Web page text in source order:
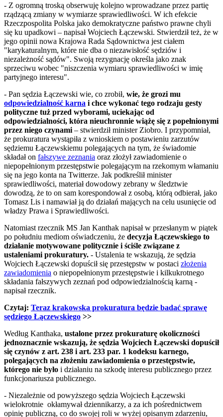
- Z ogromną troską obserwuję kolejno wprowadzane przez partię
rządzącą zmiany w wymiarze sprawiedliwości. W ich efekcie
Rzeczpospolita Polska jako demokratyczne państwo prawne chyli
się ku upadkowi – napisał Wojciech Łączewski. Stwierdził też, że w
jego opinii nowa Krajowa Rada Sądownictwa jest ciałem
"karykaturalnym, które nie dba o niezawisłość sędziów i
niezależność sądów". Swoją rezygnację określa jako znak
sprzeciwu wobec "niszczenia wymiaru sprawiedliwości w imię
partyjnego interesu".
- Pan sędzia Łączewski wie, co zrobił, wie, że grozi mu
odpowiedzialność karna i chce wykonać tego rodzaju gesty
polityczne tuż przed wyborami, uciekając od
odpowiedzialności, która nieuchronnie wiążę się z popełnionymi
przez niego czynami – stwierdził minister Ziobro. I przypomniał,
że prokuratura wystąpiła z wnioskiem o postawieniu zarzutów
sędziemu Łączewskiemu polegających na tym, że świadomie
składał on fałszywe zeznania oraz złożył zawiadomienie o
niepopełnionym przestępstwie polegającym na rzekomym włamaniu
się na jego konta na Twitterze. Jak podkreślił minister
sprawiedliwości, materiał dowodowy zebrany w śledztwie
dowodzą, że to on sam korespondował z osobą, którą odbierał, jako
Tomasz Lis i namawiał ją do działań mających na celu usunięcie od
władzy Prawa i Sprawiedliwości.
Natomiast rzecznik MS Jan Kanthak napisał w przesłanym w piątek
po południu mediom oświadczeniu, że decyzja Łączewskiego to
działanie motywowane politycznie i ściśle związane z
ustaleniami prokuratury. - Ustalenia te wskazują, że sędzia
Wojciech Łączewski dopuścił się przestępstw w postaci złożenia
zawiadomienia o niepopełnionym przestępstwie i kilkukrotnego
składania fałszywych zeznań pod odpowiedzialnością karną -
napisał rzecznik.
Czytaj: Teraz krakowska prokuratura będzie badać sprawę
sędziego Łączewskiego >>
Według Kanthaka, ustalone przez prokuraturę okoliczności
jednoznacznie wskazują, że sędzia Wojciech Łączewski dopuścił
się czynów z art. 238 i art. 233 par. 1 kodeksu karnego,
polegających na złożeniu zawiadomienia o przestępstwie,
którego nie było i działaniu na szkodę interesu publicznego przez
funkcjonariusza publicznego.
- Niezależnie od powyższego sędzia Wojciech Łączewski
wielokrotnie okłamywał dziennikarzy, a za ich pośrednictwem
opinię publiczną, co do swojej roli w wyżej opisanym zdarzeniu,